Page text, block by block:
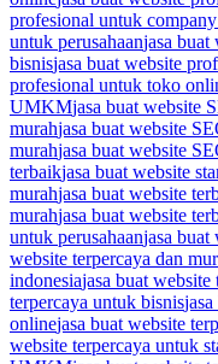
profesional untuk
untuk perusahaanjasa buat
bisnisjasa buat website
profesional untuk toko
UMKMjasa buat website
murahjasa buat website
murahjasa buat website
terbaikjasa buat website
murahjasa buat website
murahjasa buat website
untuk perusahaanjasa
website terpercaya dan
indonesiajasa buat website
terpercaya untuk bisnis
onlinejasa buat website
website terpercaya untuk